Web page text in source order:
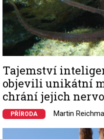
Tajemství
objevili unikátní
chrání jejich
PŘÍRODA Martin